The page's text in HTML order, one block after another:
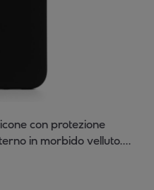
in morbido velluto.